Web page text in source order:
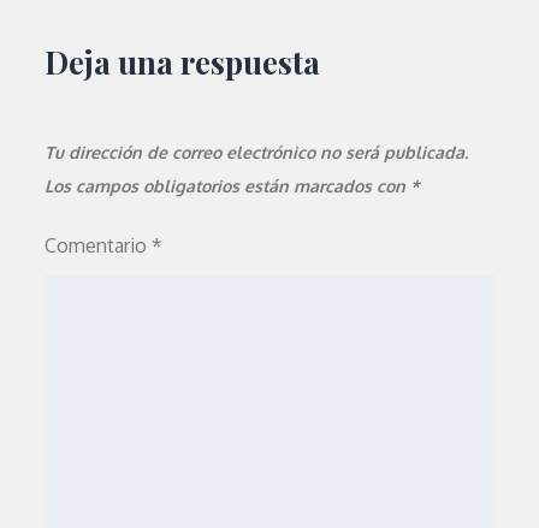
Deja una respuesta
Tu dirección de correo electrónico no será publicada.
Los campos obligatorios están marcados con *
Comentario *